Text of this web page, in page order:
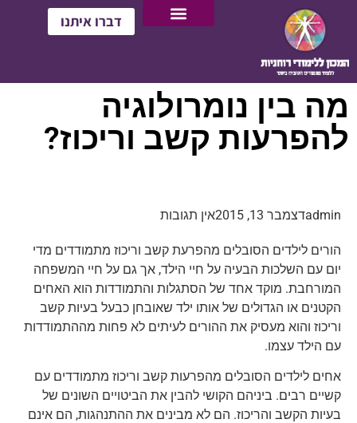
דברו איתנו
מה בין נומרולוגיה
להפרעות קשב וריכוז?
adminדצמבר 13, 2015 אין תגובות
הורים לילדים הסובלים מהפרעת קשב וריכוז מתמודדים מדי
יום עם השלכות הבעיה על חיי הילד, אך גם על חיי המשפחה
המורחבת. מוקד אחד של הסתגלות והתמודדות הוא האחים
הקטנים או הגדולים של אותו ילד שאובחן כבעל בעיות קשב
וריכוז והוא מעסיק את ההורים לעיתים לא פחות מההתמודדות
עם הילד עצמו.
אחים לילדים הסובלים מהפרעות קשב וריכוז מתמודדים עם
קשיים רבים. ביניהם הקושי להבין את הביטויים השונים של
בעיות הקשב והריכוז. הם לא מבינים את ההתנהגות, הם אינם